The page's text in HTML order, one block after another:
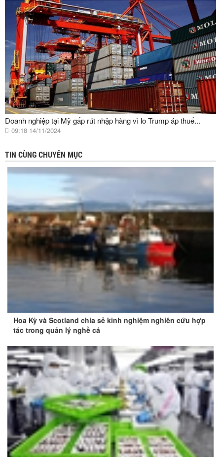
Doanh nghiệp tại Mỹ gấp rút nhập hàng vì lo Trump áp thuế...
09:18 14/11/2024
TIN CÙNG CHUYÊN MỤC
Hoa Kỳ và Scotland chia sẻ kinh nghiệm nghiên cứu hợp
tác trong quản lý nghề cá